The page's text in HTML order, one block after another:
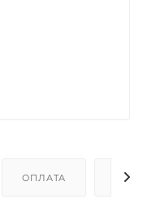
ОПЛАТА